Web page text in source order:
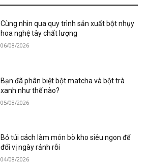
Cùng nhìn qua quy trình sản xuất bột nhụy
hoa nghệ tây chất lượng
06/08/2026
Bạn đã phân biệt bột matcha và bột trà
xanh như thế nào?
05/08/2026
Bỏ túi cách làm món bò kho siêu ngon để
đổi vị ngày rảnh rỗi
04/08/2026